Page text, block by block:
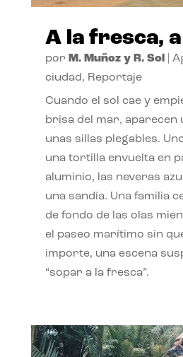
A la fresca,
por M. Muñoz y R. Sol|
ciudad, Reportaje
Cuando el sol cae y
brisa del mar, aparecen
unas sillas plegables.
una tortilla envuelta en
aluminio, las neveras
una sandía. Una familia
de fondo de las olas
el paseo marítimo sin
importe, una escena
“sopar a la fresca”.